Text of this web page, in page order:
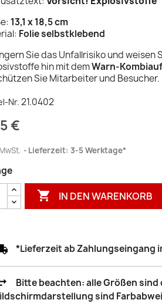
13,1 x 18,5 cm
Folie selbstklebend
Sie das Unfallrisiko und weisen
hin mit demWarn-
Sie Mitarbeiter und Besucher.
Nr. 21.0402
€
Lieferzeit: 3-5 Werktage*
 IN DEN WARENKORB
*Lieferzeit ab Zahlungseingang
Bitte beachten: alle Größen
sind